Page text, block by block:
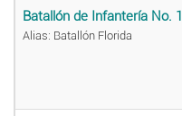
Batallón de Infantería No. 1
Alias: Batallón Florida